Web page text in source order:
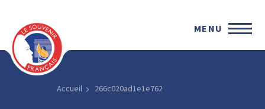
MENU
Accueil 266c020ad1e1e762